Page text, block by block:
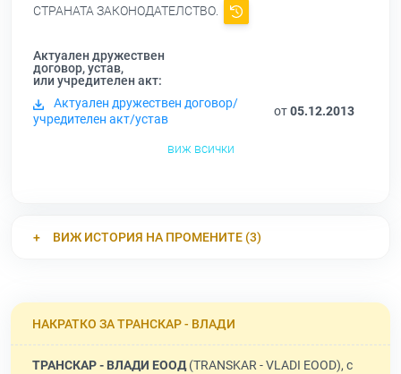
СТРАНАТА ЗАКОНОДАТЕЛСТВО.
Актуален дружествен
договор, устав,
или учредителен акт:
Актуален дружествен договор/
учредителен акт/устав
от05.12.2013
виж всички
ВИЖ ИСТОРИЯ НА ПРОМЕНИТЕ (3)
НАКРАТКО ЗА ТРАНСКАР - ВЛАДИ
ТРАНСКАР - ВЛАДИ ЕООД(TRANSKAR - VLADI EOOD), с